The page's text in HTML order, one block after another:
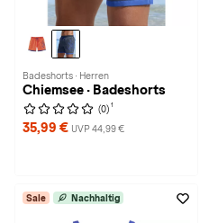
Badeshorts · Herren
Chiemsee · Badeshorts
(0) 1
35,99 € UVP 44,99 €
Sale Nachhaltig